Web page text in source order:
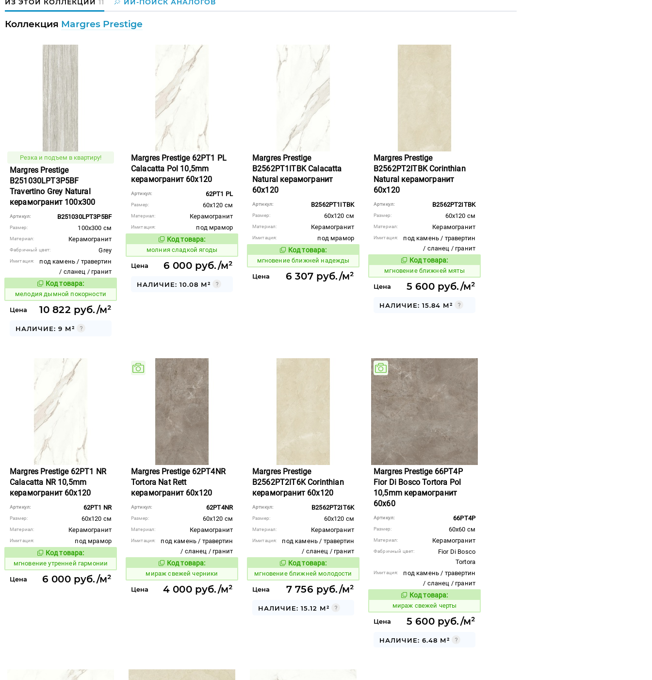
Коллекция Margres Prestige
Резка и подъем в квартиру!
Margres Prestige
B251030LPT3P5BF
Travertino Grey Natural
керамогранит 100x300
Артикул: B251030LPT3P5BF
Размер: 100x300 см
Материал: Керамогранит
Фабричный цвет: Grey
Имитация:
под камень / травертин
/ сланец / гранит
Код товара:
956447Код товара:
мелодия дымной покорности
Цена 10 822 руб./м²
НАЛИЧИЕ: 9 М²
Margres Prestige 62PT1 PL
Calacatta Pol 10,5mm
керамогранит 60x120
Артикул: 62PT1 PL
Размер: 60x120 см
Материал: Керамогранит
Имитация:
под мрамор
Код товара:
1011499Код товара:
молния сладкой ягоды
Цена 6 000 руб./м²
НАЛИЧИЕ: 10.08 М²
Margres Prestige
B2562PT1ITBK Calacatta
Natural керамогранит
60x120
Артикул: B2562PT1ITBK
Размер: 60x120 см
Материал: Керамогранит
Имитация:
под мрамор
Код товара:
938182 Код товара:
мгновение ближней надежды
Цена 6 307 руб./м²
Margres Prestige
B2562PT2ITBK Corinthian
Natural керамогранит
60x120
Артикул: B2562PT2ITBK
Размер: 60x120 см
Материал: Керамогранит
Имитация:
под камень / травертин
/ сланец / гранит
Код товара:
938181 Код товара:
мгновение ближней мяты
Цена 5 600 руб./м²
НАЛИЧИЕ: 15.84 М²
Margres Prestige 62PT1 NR
Calacatta NR 10,5mm
керамогранит 60x120
Артикул: 62PT1 NR
Размер: 60x120 см
Материал: Керамогранит
Имитация:
под мрамор
Код товара:
951141 Код товара:
мгновение утренней гармонии
Цена 6 000 руб./м²
Margres Prestige 62PT4NR
Tortora Nat Rett
керамогранит 60x120
Артикул: 62PT4NR
Размер: 60x120 см
Материал: Керамогранит
Имитация:
под камень / травертин
/ сланец / гранит
Код товара:
994744 Код товара:
мираж свежей черники
Цена 4 000 руб./м²
Margres Prestige
B2562PT2IT6K Corinthian
керамогранит 60x120
Артикул: B2562PT2IT6K
Размер: 60x120 см
Материал: Керамогранит
Имитация:
под камень / травертин
/ сланец / гранит
Код товара:
938179 Код товара:
мгновение ближней молодости
Цена 7 756 руб./м²
НАЛИЧИЕ: 15.12 М²
Margres Prestige 66PT4P
Fior Di Bosco Tortora Pol
10,5mm керамогранит
60x60
Артикул: 66PT4P
Размер: 60x60 см
Материал: Керамогранит
Фабричный цвет:
Fior Di Bosco
Tortora
Имитация:
под камень / травертин
/ сланец / гранит
Код товара:
994745 Код товара:
мираж свежей черты
Цена 5 600 руб./м²
НАЛИЧИЕ: 6.48 М²